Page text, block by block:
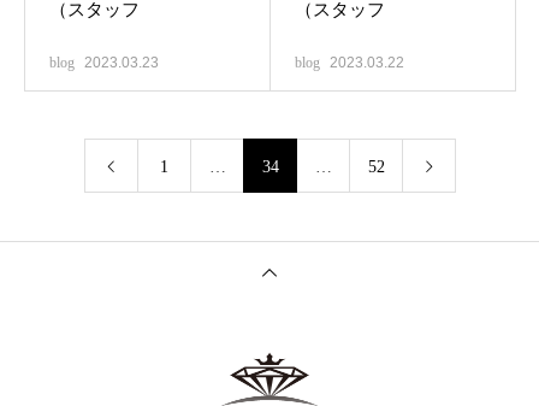
（スタッフ
blog 2023.03.23
（スタッフ
blog 2023.03.22
1 … 34 … 52